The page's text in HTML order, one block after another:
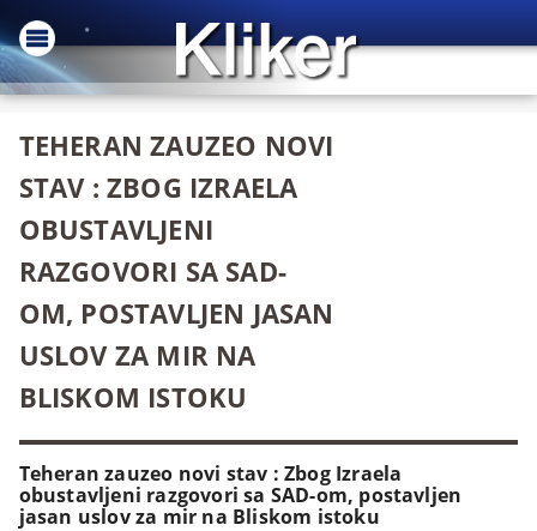
TEHERAN ZAUZEO NOVI
STAV : ZBOG IZRAELA
OBUSTAVLJENI
RAZGOVORI SA SAD-
OM, POSTAVLJEN JASAN
USLOV ZA MIR NA
BLISKOM ISTOKU
Teheran zauzeo novi stav : Zbog Izraela
obustavljeni razgovori sa SAD-om, postavljen
jasan uslov za mir na Bliskom istoku